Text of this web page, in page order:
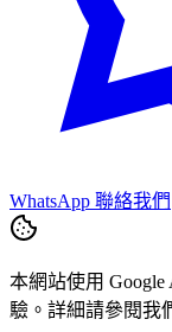
WhatsApp 聯絡我們
本網站使用 Google
驗。詳細請參閱我